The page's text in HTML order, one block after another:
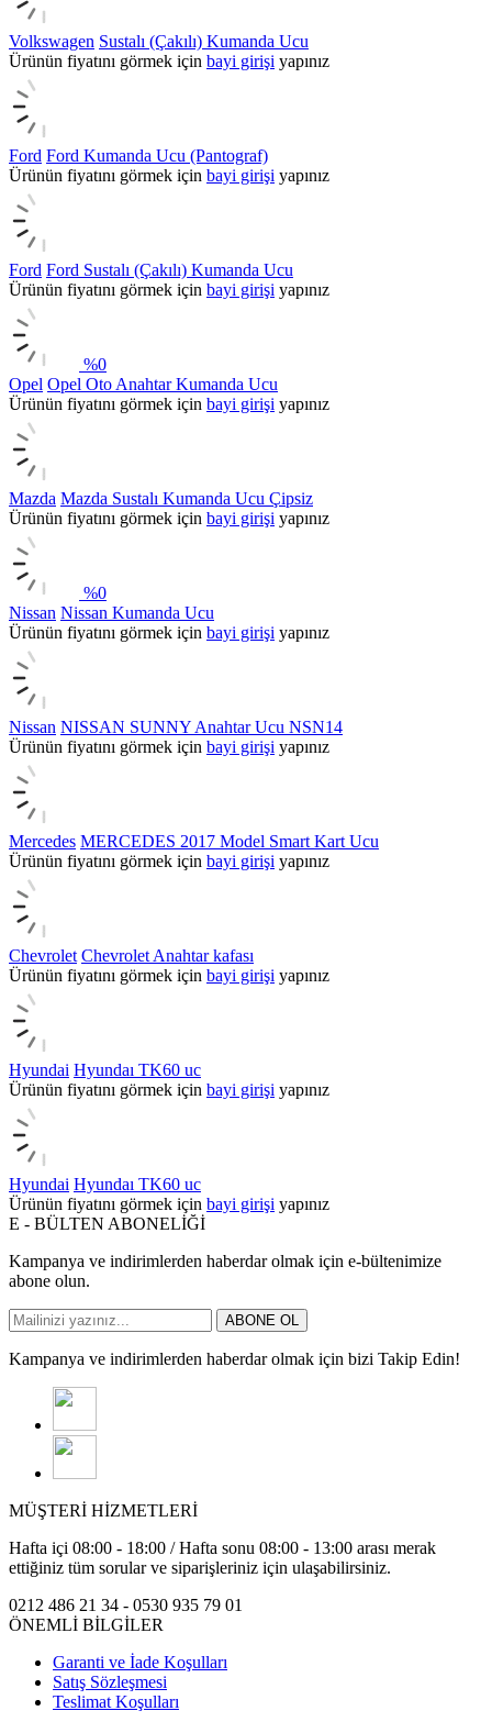
Volkswagen Sustalı (Çakılı) Kumanda Ucu
Ürünün fiyatını görmek için bayi girişi yapınız
Ford Ford Kumanda Ucu (Pantograf)
Ürünün fiyatını görmek için bayi girişi yapınız
Ford Ford Sustalı (Çakılı) Kumanda Ucu
Ürünün fiyatını görmek için bayi girişi yapınız
%0
Opel Opel Oto Anahtar Kumanda Ucu
Ürünün fiyatını görmek için bayi girişi yapınız
Mazda Mazda Sustalı Kumanda Ucu Çipsiz
Ürünün fiyatını görmek için bayi girişi yapınız
%0
Nissan Nissan Kumanda Ucu
Ürünün fiyatını görmek için bayi girişi yapınız
Nissan NISSAN SUNNY Anahtar Ucu NSN14
Ürünün fiyatını görmek için bayi girişi yapınız
Mercedes MERCEDES 2017 Model Smart Kart Ucu
Ürünün fiyatını görmek için bayi girişi yapınız
Chevrolet Chevrolet Anahtar kafası
Ürünün fiyatını görmek için bayi girişi yapınız
Hyundai Hyundaı TK60 uc
Ürünün fiyatını görmek için bayi girişi yapınız
Hyundai Hyundaı TK60 uc
Ürünün fiyatını görmek için bayi girişi yapınız
E - BÜLTEN ABONELİĞİ
Kampanya ve indirimlerden haberdar olmak için e-bültenimize
abone olun.
ABONE OL
Kampanya ve indirimlerden haberdar olmak için bizi Takip Edin!
MÜŞTERİ HİZMETLERİ
Hafta içi 08:00 - 18:00 / Hafta sonu 08:00 - 13:00 arası merak
ettiğiniz tüm sorular ve siparişleriniz için ulaşabilirsiniz.
0212 486 21 34 - 0530 935 79 01
ÖNEMLİ BİLGİLER
Garanti ve İade Koşulları
Satış Sözleşmesi
Teslimat Koşulları